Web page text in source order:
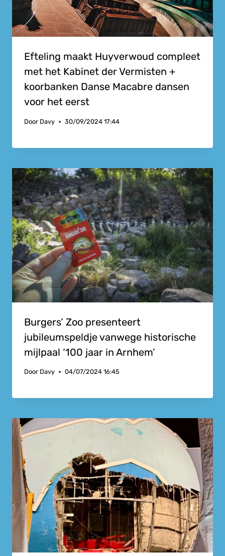
Efteling maakt Huyverwoud compleet
met het Kabinet der Vermisten +
koorbanken Danse Macabre dansen
voor het eerst
Door Davy 30/09/2024 17:44
Burgers’ Zoo presenteert
jubileumspeldje vanwege historische
mijlpaal ‘100 jaar in Arnhem’
Door Davy 04/07/2024 16:45